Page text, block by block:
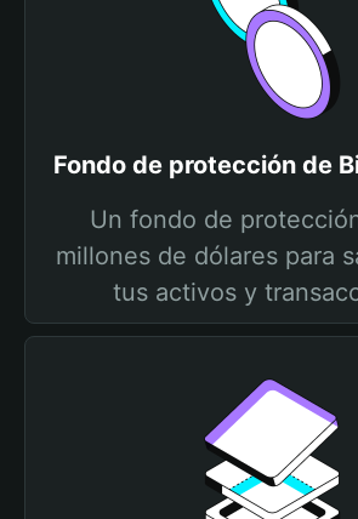
Fondo de protección de
Un fondo de
millones de dólares para
tus activos y